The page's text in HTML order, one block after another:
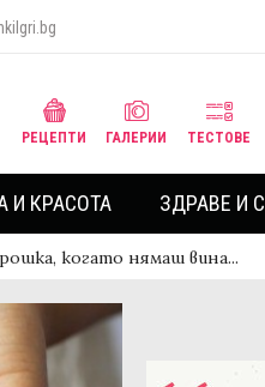
РЕЦЕПТИ ГАЛЕРИИ ТЕСТОВЕ
И КРАСОТА ЗДРАВЕ И
когато нямаш вина...